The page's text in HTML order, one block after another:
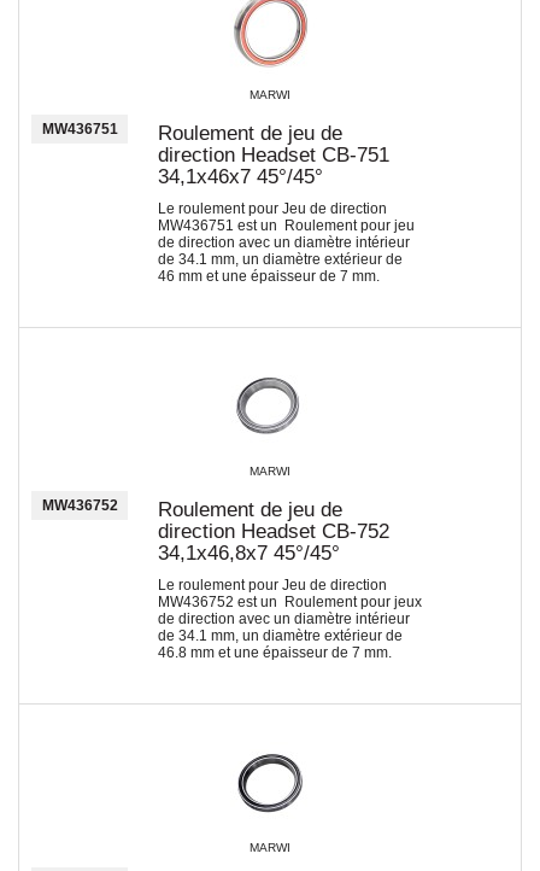
MARWI
MW436751
Roulement de jeu de
direction Headset CB-751
34,1x46x7 45°/45°
Le roulement pour Jeu de direction
MW436751 est un Roulement pour jeu
de direction avec un diamètre intérieur
de 34.1 mm, un diamètre extérieur de
46 mm et une épaisseur de 7 mm.
MARWI
MW436752
Roulement de jeu de
direction Headset CB-752
34,1x46,8x7 45°/45°
Le roulement pour Jeu de direction
MW436752 est un Roulement pour jeux
de direction avec un diamètre intérieur
de 34.1 mm, un diamètre extérieur de
46.8 mm et une épaisseur de 7 mm.
MARWI